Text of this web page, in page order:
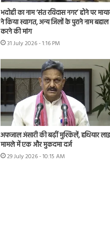
भदोही का नाम ‘संत रविदास नगर’ होने पर
ने किया स्वागत, अन्य जिलों के पुराने नाम बहाल
करने की मांग
31 July 2026 - 1:16 PM
अफजाल अंसारी की बढ़ीं मुश्किलें, हथियार
मामले में एक और मुकदमा दर्ज
29 July 2026 - 10:15 AM